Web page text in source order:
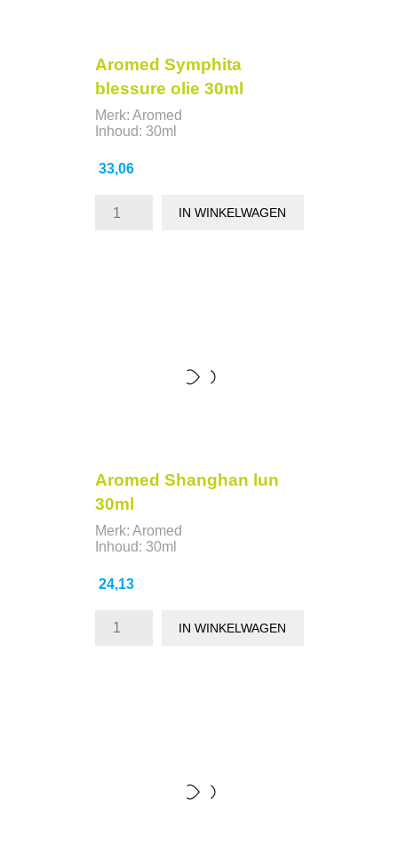
Aromed Symphita
blessure olie 30ml
Merk: Aromed
Inhoud: 30ml
Prijs
33,06
IN WINKELWAGEN
Aromed Shanghan lun
30ml
Merk: Aromed
Inhoud: 30ml
Prijs
24,13
IN WINKELWAGEN